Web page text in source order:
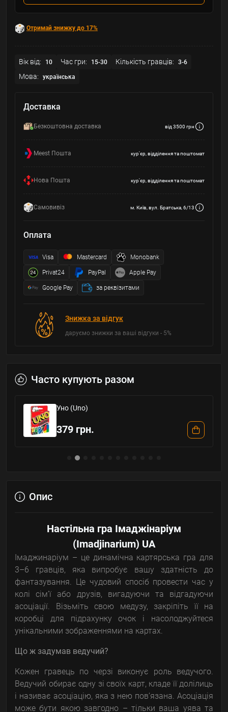
Отримай знижку до 17%
Вік від: 10 Час гри: 15-30 Кількість гравців: 3-6
Мова: українська
Доставка
Безкоштовна доставка від 3500 грн
Meest Пошта кур'єр, відділення та поштомат
Нова Пошта кур'єр, відділення та поштомат
Самовивіз м. Київ, вул. Братська, 6/13
Оплата
Visa Mastercard Monobank
Privat24 PayPal Apple Pay
Google Pay за реквізитами
Знижка за відгук
даруємо знижки за ваші відгуки - 5%
Часто купують разом
Уно (Uno)
379 грн.
Опис
Настільна гра Імаджінаріум
(Imadjinarium) UA
Імаджинаріум – це динамічна картярська гра для
3–6 гравців, яка випробує вашу здатність до
фантазування. Це чудовий спосіб провести час у
колі сім’ї або друзів, вигадуючи та відгадуючи
асоціації. Візьміть свою медузу, закріпіть її на
коробці для підрахунку очок і насолоджуйтеся
унікальними зображеннями на картах.
Що ж задумав ведучий?
Кожен гравець по черзі виконує роль ведучого.
Ведучий обирає одну зі своїх карт, кладе її долілиць
і називає асоціацію, яка з нею пов’язана. Асоціація
може бути якою завгодно – тільки ваша уява та